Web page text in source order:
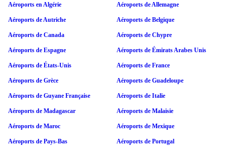
Aéroports en Algérie Aéroports de Allemagne
Aéroports de Autriche Aéroports de Belgique
Aéroports de Canada Aéroports de Chypre
Aéroports de Espagne Aéroports de Émirats Arabes Unis
Aéroports de États-Unis Aéroports de France
Aéroports de Grèce Aéroports de Guadeloupe
Aéroports de Guyane Française Aéroports de Italie
Aéroports de Madagascar Aéroports de Malaisie
Aéroports de Maroc Aéroports de Mexique
Aéroports de Pays-Bas Aéroports de Portugal